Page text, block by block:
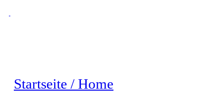
Startseite / Home